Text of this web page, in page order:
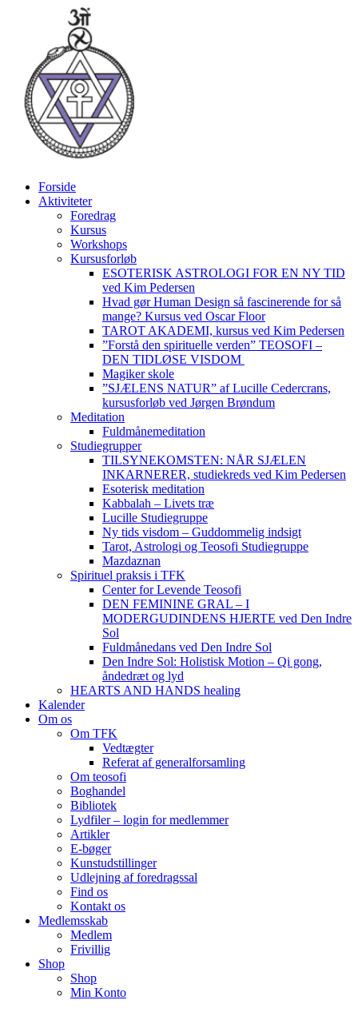
Forside
Aktiviteter
Foredrag
Kursus
Workshops
Kursusforløb
ESOTERISK ASTROLOGI FOR EN NY TID
ved Kim Pedersen
Hvad gør Human Design så fascinerende for så
mange? Kursus ved Oscar Floor
TAROT AKADEMI, kursus ved Kim Pedersen
”Forstå den spirituelle verden” TEOSOFI –
DEN TIDLØSE VISDOM
Magiker skole
”SJÆLENS NATUR” af Lucille Cedercrans,
kursusforløb ved Jørgen Brøndum
Meditation
Fuldmånemeditation
Studiegrupper
TILSYNEKOMSTEN: NÅR SJÆLEN
INKARNERER, studiekreds ved Kim Pedersen
Esoterisk meditation
Kabbalah – Livets træ
Lucille Studiegruppe
Ny tids visdom – Guddommelig indsigt
Tarot, Astrologi og Teosofi Studiegruppe
Mazdaznan
Spirituel praksis i TFK
Center for Levende Teosofi
DEN FEMININE GRAL – I
MODERGUDINDENS HJERTE ved Den Indre
Sol
Fuldmånedans ved Den Indre Sol
Den Indre Sol: Holistisk Motion – Qi gong,
åndedræt og lyd
HEARTS AND HANDS healing
Kalender
Om os
Om TFK
Vedtægter
Referat af generalforsamling
Om teosofi
Boghandel
Bibliotek
Lydfiler – login for medlemmer
Artikler
E-bøger
Kunstudstillinger
Udlejning af foredragssal
Find os
Kontakt os
Medlemsskab
Medlem
Frivillig
Shop
Shop
Min Konto